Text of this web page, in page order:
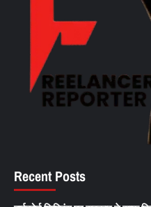
Recent Posts